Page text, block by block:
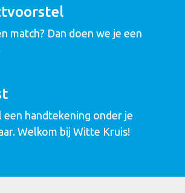
match? Dan doen we je een
een handtekening onder je
Welkom bij Witte Kruis!